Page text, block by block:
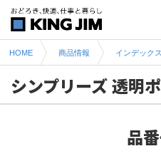
HOME 商品情報 インデック
シンプリーズ 透明
品